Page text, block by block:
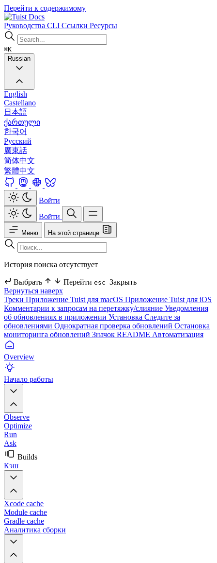
Перейти к содержимому
Docs
Руководства CLI Ссылки Ресурсы
⌘K
Russian
English
Castellano
日本語
ქართული
한국어
Русский
廣東話
简体中文
繁體中文
Войти
Войти
Меню На этой странице
История поиска отсутствует
Выбрать Перейти esc Закрыть
Вернуться наверх
Треки Приложение Tuist для macOS Приложение Tuist для iOS
Комментарии к запросам на перетяжку/слияние Уведомления
об обновлениях в приложении Установка Следите за
обновлениями Однократная проверка обновлений Остановка
мониторинга обновлений Значок README Автоматизация
Overview
Начало работы
Observe
Optimize
Run
Ask
Builds
Кэш
Xcode cache
Module cache
Gradle cache
Аналитика сборки